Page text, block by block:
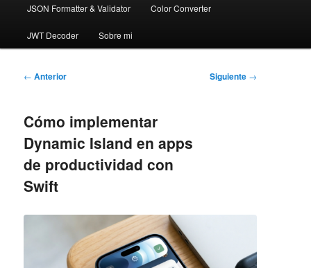
JSON Formatter & Validator Color Converter
JWT Decoder Sobre mi
Navegación
← Anterior Siguiente →
Cómo implementar
Dynamic Island en apps
de productividad con
Swift